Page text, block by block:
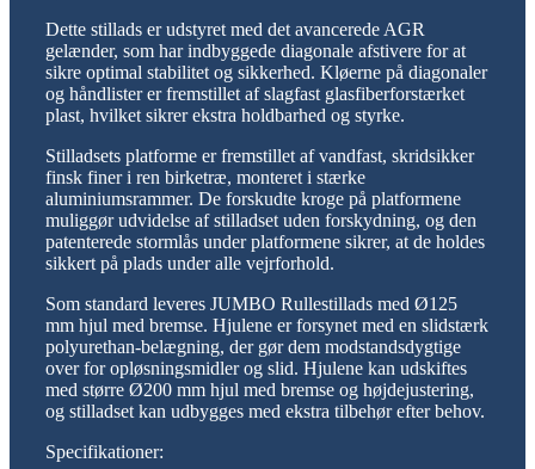
Dette stillads er udstyret med det avancerede AGR
gelænder, som har indbyggede diagonale afstivere for at
sikre optimal stabilitet og sikkerhed. Kløerne på diagonaler
og håndlister er fremstillet af slagfast glasfiberforstærket
plast, hvilket sikrer ekstra holdbarhed og styrke.
Stilladsets platforme er fremstillet af vandfast, skridsikker
finsk finer i ren birketræ, monteret i stærke
aluminiumsrammer. De forskudte kroge på platformene
muliggør udvidelse af stilladset uden forskydning, og den
patenterede stormlås under platformene sikrer, at de holdes
sikkert på plads under alle vejrforhold.
Som standard leveres JUMBO Rullestillads med Ø125
mm hjul med bremse. Hjulene er forsynet med en slidstærk
polyurethan-belægning, der gør dem modstandsdygtige
over for opløsningsmidler og slid. Hjulene kan udskiftes
med større Ø200 mm hjul med bremse og højdejustering,
og stilladset kan udbygges med ekstra tilbehør efter behov.
Specifikationer: